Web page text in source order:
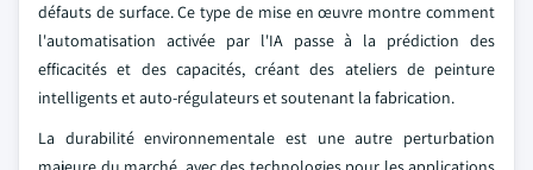
défauts de surface. Ce type de mise en œuvre montre comment
l'automatisation activée par l'IA passe à la prédiction des
efficacités et des capacités, créant des ateliers de peinture
intelligents et auto-régulateurs et soutenant la fabrication.
La durabilité environnementale est une autre perturbation